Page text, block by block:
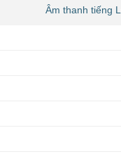
Âm thanh tiếng